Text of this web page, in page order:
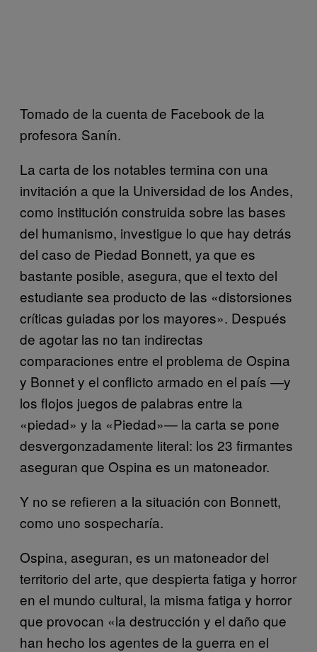
Tomado de la cuenta de Facebook de la
profesora Sanín.
La carta de los notables termina con una
invitación a que la Universidad de los Andes,
como institución construida sobre las bases
del humanismo, investigue lo que hay detrás
del caso de Piedad Bonnett, ya que es
bastante posible, asegura, que el texto del
estudiante sea producto de las «distorsiones
críticas guiadas por los mayores». Después
de agotar las no tan indirectas
comparaciones entre el problema de Ospina
y Bonnet y el conflicto armado en el país —y
los flojos juegos de palabras entre la
«piedad» y la «Piedad»— la carta se pone
desvergonzadamente literal: los 23 firmantes
aseguran que Ospina es un matoneador.
Y no se refieren a la situación con Bonnett,
como uno sospecharía.
Ospina, aseguran, es un matoneador del
territorio del arte, que despierta fatiga y horror
en el mundo cultural, la misma fatiga y horror
que provocan «la destrucción y el daño que
han hecho los agentes de la guerra en el